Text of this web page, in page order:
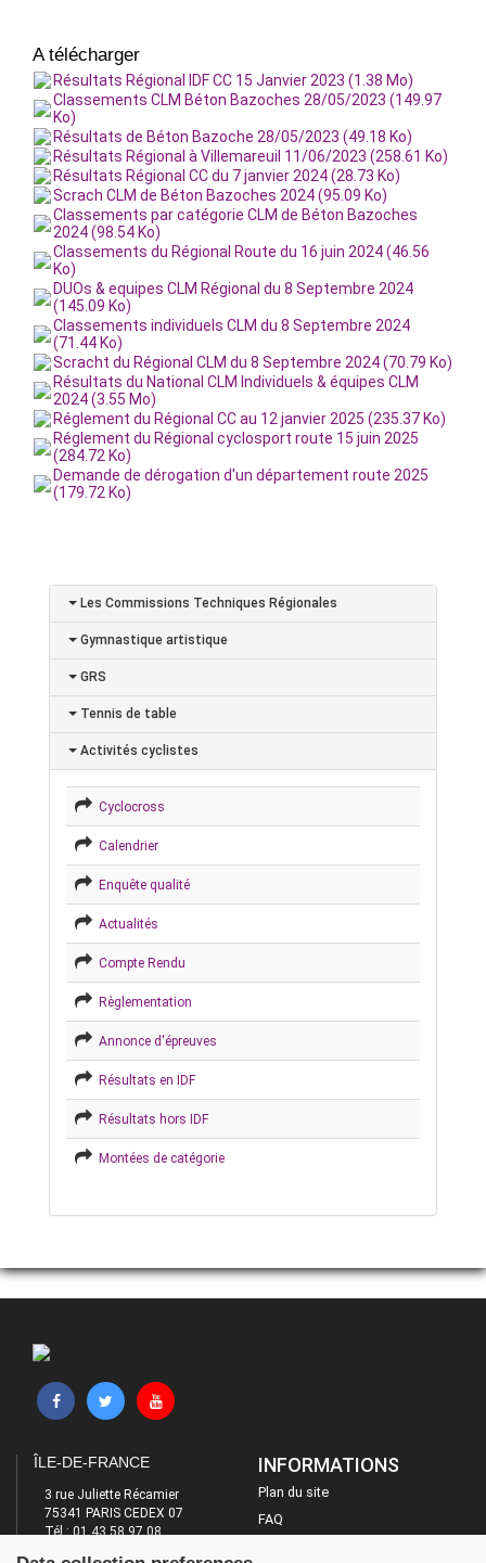
A télécharger
Résultats Régional IDF CC 15 Janvier 2023 (1.38 Mo)
Classements CLM Béton Bazoches 28/05/2023 (149.97
Ko)
Résultats de Béton Bazoche 28/05/2023 (49.18 Ko)
Résultats Régional à Villemareuil 11/06/2023 (258.61 Ko)
Résultats Régional CC du 7 janvier 2024 (28.73 Ko)
Scrach CLM de Béton Bazoches 2024 (95.09 Ko)
Classements par catégorie CLM de Béton Bazoches
2024 (98.54 Ko)
Classements du Régional Route du 16 juin 2024 (46.56
Ko)
DUOs & equipes CLM Régional du 8 Septembre 2024
(145.09 Ko)
Classements individuels CLM du 8 Septembre 2024
(71.44 Ko)
Scracht du Régional CLM du 8 Septembre 2024 (70.79 Ko)
Résultats du National CLM Individuels & équipes CLM
2024 (3.55 Mo)
Réglement du Régional CC au 12 janvier 2025 (235.37 Ko)
Réglement du Régional cyclosport route 15 juin 2025
(284.72 Ko)
Demande de dérogation d'un département route 2025
(179.72 Ko)
Les Commissions Techniques Régionales
Gymnastique artistique
GRS
Tennis de table
Activités cyclistes
Cyclocross
Calendrier
Enquête qualité
Actualités
Compte Rendu
Règlementation
Annonce d'épreuves
Résultats en IDF
Résultats hors IDF
Montées de catégorie
ÎLE-DE-FRANCE
3 rue Juliette Récamier
75341 PARIS CEDEX 07
Tél : 01 43 58 97 08
INFORMATIONS
Plan du site
FAQ